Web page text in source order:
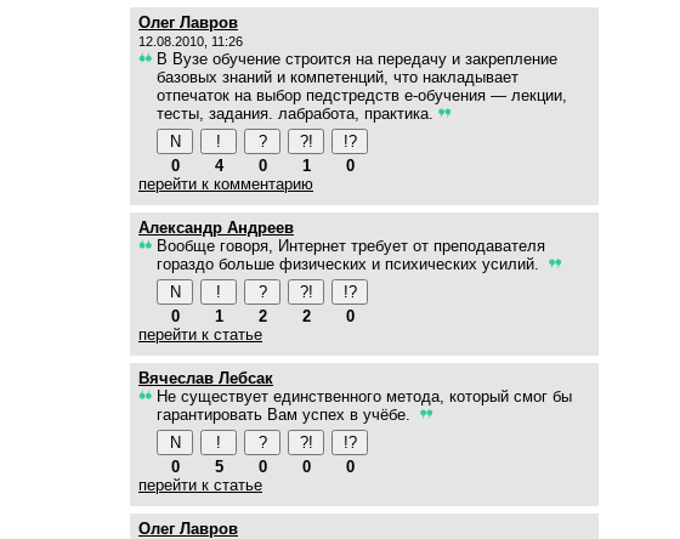
Олег Лавров
12.08.2010, 11:26
В Вузе обучение строится на передачу и закрепление
базовых знаний и компетенций, что накладывает
отпечаток на выбор педстредств е-обучения — лекции,
тесты, задания. лабработа, практика.
0 4 0 1
0
перейти к комментарию
Александр Андреев
Вообще говоря, Интернет требует от преподавателя
гораздо больше физических и психических усилий.
0 1 2 2
0
перейти к статье
Вячеслав Лебсак
Не существует единственного метода, который смог бы
гарантировать Вам успех в учёбе.
0 5 0 0
0
перейти к статье
Олег Лавров